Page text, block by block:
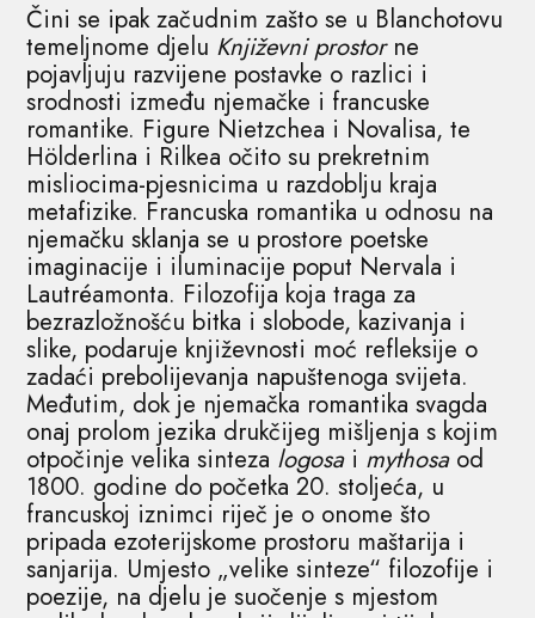
Čini se ipak začudnim zašto se u Blanchotovu
temeljnome djelu Književni prostorne
pojavljuju razvijene postavke o razlici i
srodnosti između njemačke i francuske
romantike. Figure Nietzchea i Novalisa, te
Hölderlina i Rilkea očito su prekretnim
misliocima-pjesnicima u razdoblju kraja
metafizike. Francuska romantika u odnosu na
njemačku sklanja se u prostore poetske
imaginacije i iluminacije poput Nervala i
Lautréamonta. Filozofija koja traga za
bezrazložnošću bitka i slobode, kazivanja i
slike, podaruje književnosti moć refleksije o
zadaći prebolijevanja napuštenoga svijeta.
Međutim, dok je njemačka romantika svagda
onaj prolom jezika drukčijeg mišljenja s kojim
otpočinje velika sinteza logosai mythosaod
1800. godine do početka 20. stoljeća, u
francuskoj iznimci riječ je o onome što
pripada ezoterijskome prostoru maštarija i
sanjarija. Umjesto „velike sinteze“ filozofije i
poezije, na djelu je suočenje s mjestom